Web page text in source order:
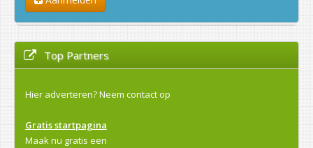
Top Partners
Hier adverteren?Neem contact op
Gratis startpagina
Maak nu gratis een